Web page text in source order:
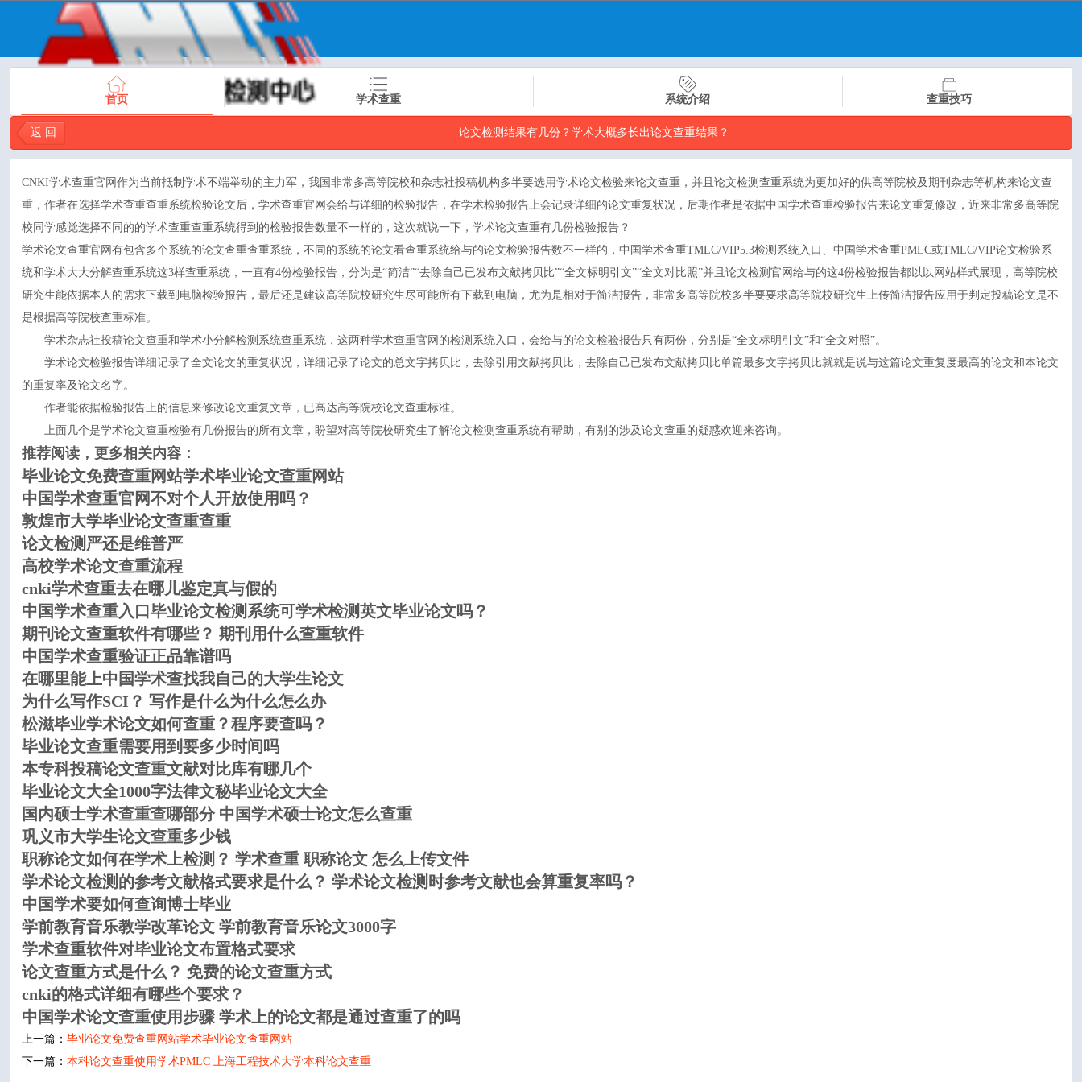
首页 学术查重 系统介绍 查重技巧
返 回 论文检测结果有几份？学术大概多长出论文查重结果？
CNKI学术查重官网作为当前抵制学术不端举动的主力军，我国非常多高等院校和杂志社投稿机构多半要选用学术论文检验来论文查重，并且论文检测查重系统为更加好的供高等院校及期刊杂志等机构来论文查
重，作者在选择学术查重查重系统检验论文后，学术查重官网会给与详细的检验报告，在学术检验报告上会记录详细的论文重复状况，后期作者是依据中国学术查重检验报告来论文重复修改，近来非常多高等院
校同学感觉选择不同的的学术查重查重系统得到的检验报告数量不一样的，这次就说一下，学术论文查重有几份检验报告？
学术论文查重官网有包含多个系统的论文查重查重系统，不同的系统的论文看查重系统给与的论文检验报告数不一样的，中国学术查重TMLC/VIP5.3检测系统入口、中国学术查重PMLC或TMLC/VIP论文检验系
统和学术大大分解查重系统这3样查重系统，一直有4份检验报告，分为是“简洁”“去除自己已发布文献拷贝比”“全文标明引文”“全文对比照”并且论文检测官网给与的这4份检验报告都以以网站样式展现，高等院校
研究生能依据本人的需求下载到电脑检验报告，最后还是建议高等院校研究生尽可能所有下载到电脑，尤为是相对于简洁报告，非常多高等院校多半要要求高等院校研究生上传简洁报告应用于判定投稿论文是不
是根据高等院校查重标准。
学术杂志社投稿论文查重和学术小分解检测系统查重系统，这两种学术查重官网的检测系统入口，会给与的论文检验报告只有两份，分别是“全文标明引文”和“全文对照”。
学术论文检验报告详细记录了全文论文的重复状况，详细记录了论文的总文字拷贝比，去除引用文献拷贝比，去除自己已发布文献拷贝比单篇最多文字拷贝比就就是说与这篇论文重复度最高的论文和本论文
的重复率及论文名字。
作者能依据检验报告上的信息来修改论文重复文章，已高达高等院校论文查重标准。
上面几个是学术论文查重检验有几份报告的所有文章，盼望对高等院校研究生了解论文检测查重系统有帮助，有别的涉及论文查重的疑惑欢迎来咨询。
推荐阅读，更多相关内容：
毕业论文免费查重网站学术毕业论文查重网站
中国学术查重官网不对个人开放使用吗？
敦煌市大学毕业论文查重查重
论文检测严还是维普严
高校学术论文查重流程
cnki学术查重去在哪儿鉴定真与假的
中国学术查重入口毕业论文检测系统可学术检测英文毕业论文吗？
期刊论文查重软件有哪些？ 期刊用什么查重软件
中国学术查重验证正品靠谱吗
在哪里能上中国学术查找我自己的大学生论文
为什么写作SCI？ 写作是什么为什么怎么办
松滋毕业学术论文如何查重？程序要查吗？
毕业论文查重需要用到要多少时间吗
本专科投稿论文查重文献对比库有哪几个
毕业论文大全1000字法律文秘毕业论文大全
国内硕士学术查重查哪部分 中国学术硕士论文怎么查重
巩义市大学生论文查重多少钱
职称论文如何在学术上检测？ 学术查重 职称论文 怎么上传文件
学术论文检测的参考文献格式要求是什么？ 学术论文检测时参考文献也会算重复率吗？
中国学术要如何查询博士毕业
学前教育音乐教学改革论文 学前教育音乐论文3000字
学术查重软件对毕业论文布置格式要求
论文查重方式是什么？ 免费的论文查重方式
cnki的格式详细有哪些个要求？
中国学术论文查重使用步骤 学术上的论文都是通过查重了的吗
上一篇： 毕业论文免费查重网站学术毕业论文查重网站
下一篇： 本科论文查重使用学术PMLC 上海工程技术大学本科论文查重